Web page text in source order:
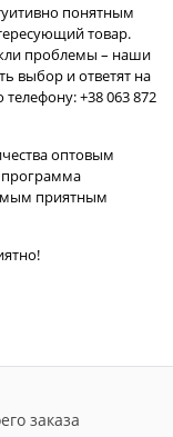
понятным
товар.
проблемы – наши
выбор и ответят на
+38 063 872
оптовым
программа
приятным
заказа